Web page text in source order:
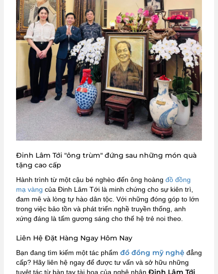
Đinh Lâm Tới "ông trùm" đứng sau những món quà
tặng cao cấp
Hành trình từ một cậu bé nghèo đến ông hoàng đồ đồng
mạ vàng của Đinh Lâm Tới là minh chứng cho sự kiên trì,
đam mê và lòng tự hào dân tộc. Với những đóng góp to lớn
trong việc bảo tồn và phát triển nghề truyền thống, anh
xứng đáng là tấm gương sáng cho thế hệ trẻ noi theo.
Liên Hệ Đặt Hàng Ngay Hôm Nay
Bạn đang tìm kiếm một tác phẩm đồ đồng mỹ nghệ đẳng
cấp? Hãy liên hệ ngay để được tư vấn và sở hữu những
tuyệt tác từ bàn tay tài hoa của nghệ nhân Đinh Lâm Tới